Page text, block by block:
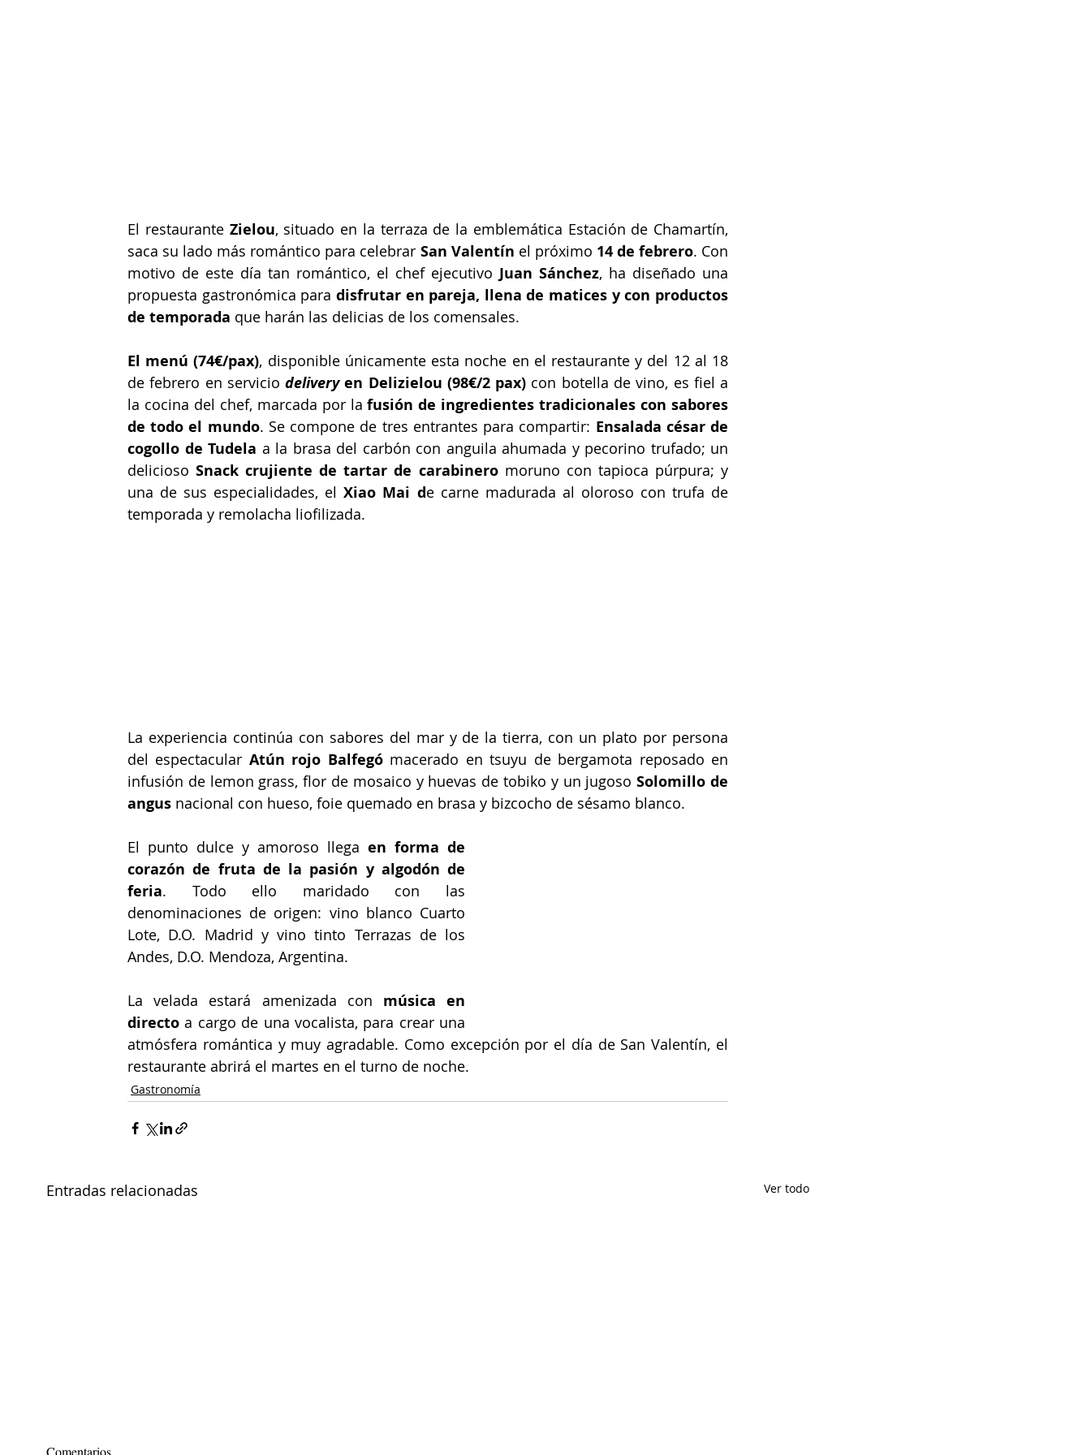
El restaurante Zielou, situado en la terraza de la emblemática Estación de Chamartín,
saca su lado más romántico para celebrar San Valentín el próximo 14 de febrero. Con
motivo de este día tan romántico, el chef ejecutivo Juan Sánchez, ha diseñado una
propuesta gastronómica para disfrutar en pareja, llena de matices y con productos
de temporada que harán las delicias de los comensales.
El menú (74€/pax), disponible únicamente esta noche en el restaurante y del 12 al 18
de febrero en servicio delivery en Delizielou (98€/2 pax) con botella de vino, es fiel a
la cocina del chef, marcada por la fusión de ingredientes tradicionales con sabores
de todo el mundo. Se compone de tres entrantes para compartir: Ensalada césar de
cogollo de Tudela a la brasa del carbón con anguila ahumada y pecorino trufado; un
delicioso Snack crujiente de tartar de carabinero moruno con tapioca púrpura; y
una de sus especialidades, el Xiao Mai de carne madurada al oloroso con trufa de
temporada y remolacha liofilizada.
La experiencia continúa con sabores del mar y de la tierra, con un plato por persona
del espectacular Atún rojo Balfegó macerado en tsuyu de bergamota reposado en
infusión de lemon grass, flor de mosaico y huevas de tobiko y un jugoso Solomillo de
angus nacional con hueso, foie quemado en brasa y bizcocho de sésamo blanco.
El punto dulce y amoroso llega en forma de
corazón de fruta de la pasión y algodón de
feria. Todo ello maridado con las
denominaciones de origen: vino blanco Cuarto
Lote, D.O. Madrid y vino tinto Terrazas de los
Andes, D.O. Mendoza, Argentina.
La velada estará amenizada con música en
directo a cargo de una vocalista, para crear una
atmósfera romántica y muy agradable. Como excepción por el día de San Valentín, el
restaurante abrirá el martes en el turno de noche.
Gastronomía
Entradas relacionadas Ver todo